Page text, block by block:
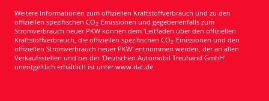
Weitere Informationen zum offiziellen Kraftstoffverbrauch und zu den
offiziellen spezifischen CO2-Emissionen und gegebenenfalls zum
Stromverbrauch neuer PKW können dem 'Leitfaden über den offiziellen
Kraftstoffverbrauch, die offiziellen spezifischen CO2-Emissionen und den
offiziellen Stromverbrauch neuer PKW' entnommen werden, der an allen
Verkaufsstellen und bei der 'Deutschen Automobil Treuhand GmbH'
unentgeltlich erhältlich ist unter www.dat.de.